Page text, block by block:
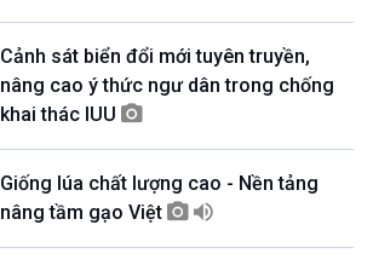
Cảnh sát biển đổi mới tuyên truyền,
nâng cao ý thức ngư dân trong chống
khai thác IUU
Giống lúa chất lượng cao - Nền tảng
nâng tầm gạo Việt